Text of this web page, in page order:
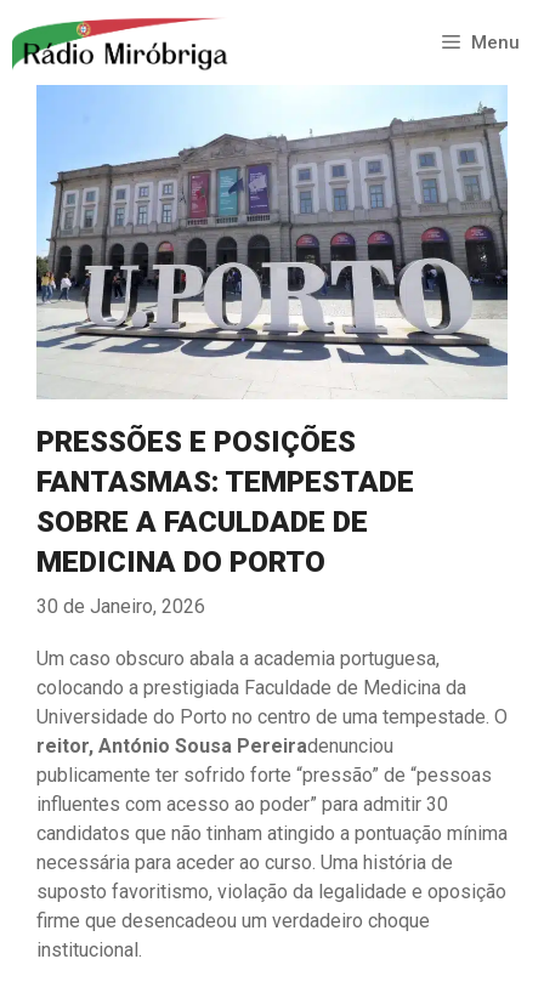
para
Menu
PRESSÕES E POSIÇÕES
FANTASMAS: TEMPESTADE
SOBRE A FACULDADE DE
MEDICINA DO PORTO
30 de Janeiro, 2026
Um caso obscuro abala a academia portuguesa,
colocando a prestigiada Faculdade de Medicina da
Universidade do Porto no centro de uma tempestade. O
reitor, António Sousa Pereiradenunciou
publicamente ter sofrido forte “pressão” de “pessoas
influentes com acesso ao poder” para admitir 30
candidatos que não tinham atingido a pontuação mínima
necessária para aceder ao curso. Uma história de
suposto favoritismo, violação da legalidade e oposição
firme que desencadeou um verdadeiro choque
institucional.